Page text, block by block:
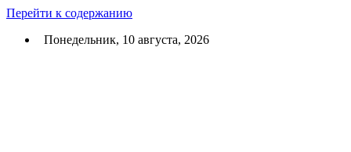
Перейти к содержанию
Понедельник, 10 августа, 2026